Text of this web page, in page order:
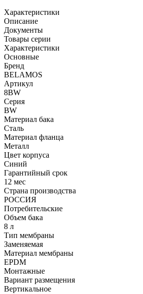
Характеристики
Описание
Документы
Товары серии
Характеристики
Основные
Бренд
BELAMOS
Артикул
8BW
Серия
BW
Материал бака
Сталь
Материал фланца
Металл
Цвет корпуса
Синий
Гарантийный срок
12 мес
Страна производства
РОССИЯ
Потребительские
Объем бака
8 л
Тип мембраны
Заменяемая
Материал мембраны
EPDM
Монтажные
Вариант размещения
Вертикальное